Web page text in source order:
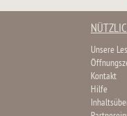
Unsere
Kontakt
Hilfe